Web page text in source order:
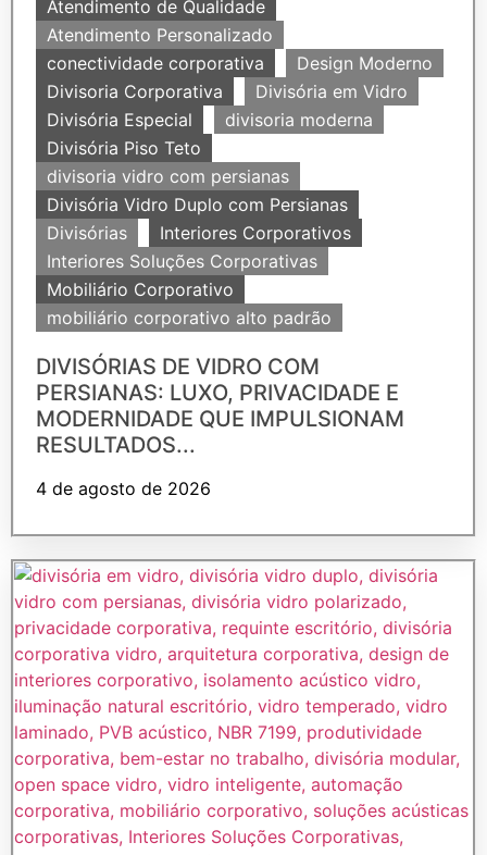
Atendimento de Qualidade
Atendimento Personalizado
conectividade corporativa
Design Moderno
Divisoria Corporativa
Divisória em Vidro
Divisória Especial
divisoria moderna
Divisória Piso Teto
divisoria vidro com persianas
Divisória Vidro Duplo com Persianas
Divisórias
Interiores Corporativos
Interiores Soluções Corporativas
Mobiliário Corporativo
mobiliário corporativo alto padrão
DIVISÓRIAS DE VIDRO COM
PERSIANAS: LUXO, PRIVACIDADE E
MODERNIDADE QUE IMPULSIONAM
RESULTADOS...
4 de agosto de 2026